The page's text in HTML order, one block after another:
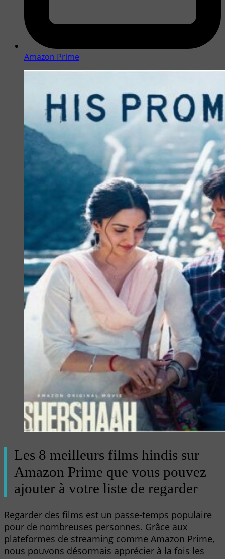
Amazon Prime
Les 8 meilleurs films hindis sur
Amazon Prime que vous pouvez
ajouter à votre liste de regarder
Regarder des films est un passe-temps populaire
pour de nombreuses personnes. Grâce aux
plateformes de streaming comme Amazon Prime,
nous pouvons désormais apprécier à la fois les